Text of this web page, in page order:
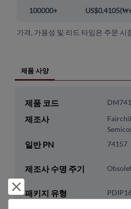
100000+ US$0.4105(
가격, 가용성 및 리드 타임은 주문 시
제품 사양
제품 코드
제조사
일반 PN 74157
제조사 수명 주기
패키지 유형